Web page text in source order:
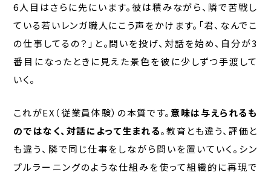
6人目はさらに先にいます。彼は積みながら、隣で苦戦し
ている若いレンガ職人にこう声をかけます。「君、なんでこ
の仕事してるの？」と。問いを投げ、対話を始め、自分が3
番目になったときに見えた景色を彼に少しずつ手渡して
いく。
これがEX（従業員体験）の本質です。 意味は与えられるも
のではなく、対話によって生まれる。教育とも違う、評価と
も違う、隣で同じ仕事をしながら問いを置いていく。シン
プルラーニングのような仕組みを使って組織的に再現で